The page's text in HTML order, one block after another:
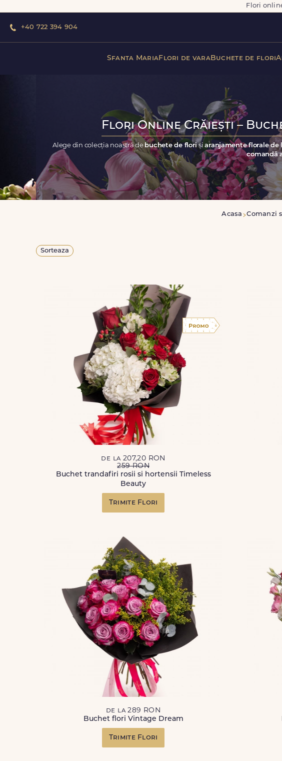
Flori
+40 722 394 904
Sfanta MariaFlori de varaBuchete de flori
Flori Online Crăiești –
Alege din colecția noastră de buchete de florișiaranjamente florale de
comandă
Acasa Comanzi
Sorteaza
de la 207,20 RON
259 RON
Buchet trandafiri rosii si hortensii Timeless
Beauty
Trimite Flori
de la 289 RON
Buchet flori Vintage Dream
Trimite Flori